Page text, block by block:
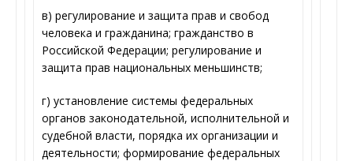
в) регулирование и защита прав и свобод
человека и гражданина; гражданство в
Российской Федерации; регулирование и
защита прав национальных меньшинств;
г) установление системы федеральных
органов законодательной, исполнительной и
судебной власти, порядка их организации и
деятельности; формирование федеральных